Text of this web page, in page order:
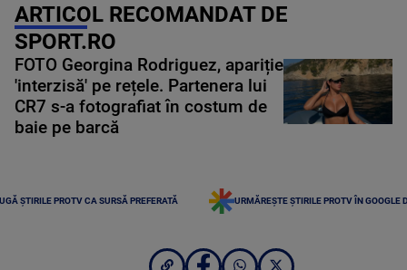
ARTICOL RECOMANDAT DE
SPORT.RO
FOTO Georgina Rodriguez, apariție
'interzisă' pe rețele. Partenera lui
CR7 s-a fotografiat în costum de
baie pe barcă
ȘTIRILE PROTV CA SURSĂ PREFERATĂ URMĂREȘTE ȘTIRILE PROTV ÎN GOOGLE